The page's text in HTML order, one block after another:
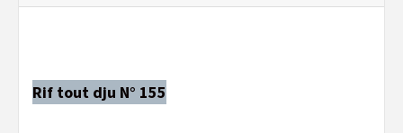
Rif tout dju N° 155